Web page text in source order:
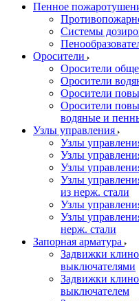
Пенное
Системы
Оросители
Оросители
Оросители
Оросители
Оросители
водяные и
Узлы управления
Узлы
Узлы
Узлы
Узлы
из нерж. стали
Узлы
Узлы
нерж. стали
Запорная арматура
Задвижки
выключателями
Задвижки
выключателем